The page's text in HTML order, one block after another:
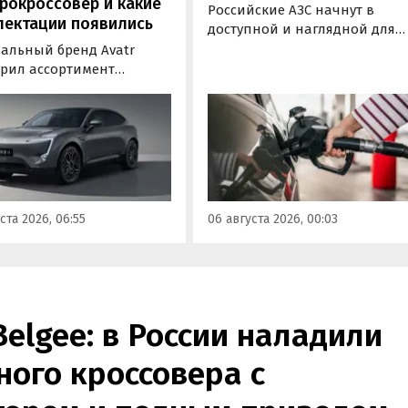
появились
бренд Avatr
ассортимент
Avatr 11 в России
2026 года. Вместе с
его прайс-листа
единственное
исполнение,
цена модели
на 760 тыс. рублей,
2026, 06:55
Российские АЗС начнут в
доступной и наглядной для
отпускаемого топлива. Это
позволит автовладельцам
осознанно выбрать топливо
определенного класса — от
«Евро-2» до «Евро-5»,
сообщили в Минэнерго РФ.
06 августа 2026, 00:03
в России наладили
кроссовера с